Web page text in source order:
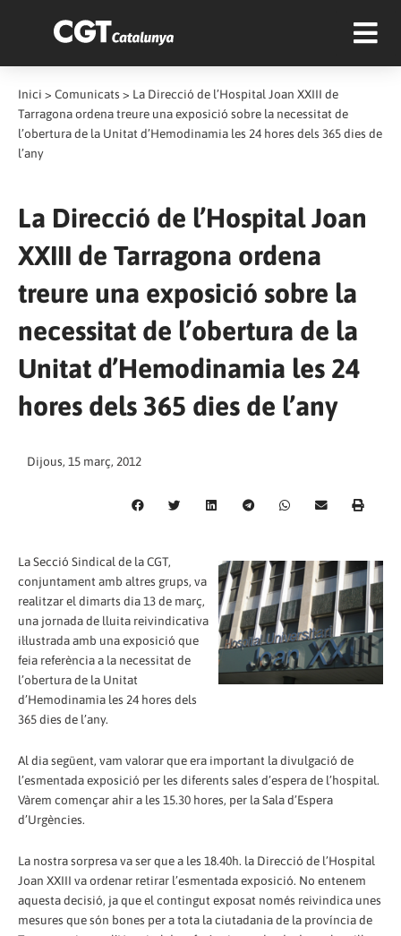
Inici > Comunicats > La Direcció de l’Hospital Joan XXIII de
Tarragona ordena treure una exposició sobre la necessitat de
l’obertura de la Unitat d’Hemodinamia les 24 hores dels 365 dies de
l’any
La Direcció de l’Hospital Joan
XXIII de Tarragona ordena
treure una exposició sobre la
necessitat de l’obertura de la
Unitat d’Hemodinamia les 24
hores dels 365 dies de l’any
Dijous, 15 març, 2012
La Secció Sindical de la CGT,
conjuntament amb altres grups, va
realitzar el dimarts dia 13 de març,
una jornada de lluita reivindicativa
il·lustrada amb una exposició que
feia referència a la necessitat de
l’obertura de la Unitat
d’Hemodinamia les 24 hores dels
365 dies de l’any.
Al dia següent, vam valorar que era important la divulgació de
l’esmentada exposició per les diferents sales d’espera de l’hospital.
Vàrem començar ahir a les 15.30 hores, per la Sala d’Espera
d’Urgències.
La nostra sorpresa va ser que a les 18.40h. la Direcció de l’Hospital
Joan XXIII va ordenar retirar l’esmentada exposició. No entenem
aquesta decisió, ja que el contingut exposat només reivindica unes
mesures que són bones per a tota la ciutadania de la província de